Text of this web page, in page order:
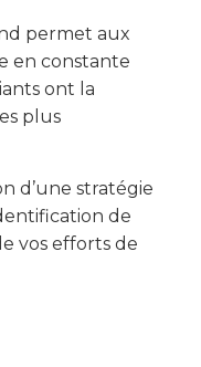
permet aux
en constante
ont la
plus
d’une stratégie
de
vos efforts de